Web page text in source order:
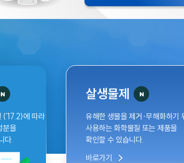
에 따라
분을
다.
살생물제
유해한 생물을 제거·무해화하기
사용하는 화학물질 또는 제품을
확인할 수 있습니다.
바로가기